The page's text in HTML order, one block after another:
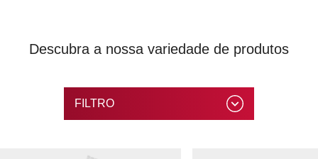
Descubra a nossa variedade de produtos
FILTRO